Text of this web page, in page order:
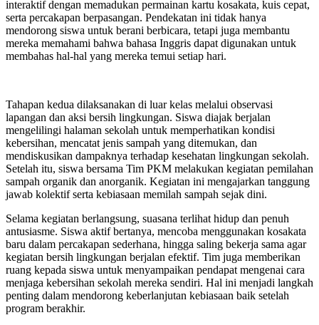
interaktif dengan memadukan permainan kartu kosakata, kuis cepat,
serta percakapan berpasangan. Pendekatan ini tidak hanya
mendorong siswa untuk berani berbicara, tetapi juga membantu
mereka memahami bahwa bahasa Inggris dapat digunakan untuk
membahas hal-hal yang mereka temui setiap hari.
Tahapan kedua dilaksanakan di luar kelas melalui observasi
lapangan dan aksi bersih lingkungan. Siswa diajak berjalan
mengelilingi halaman sekolah untuk memperhatikan kondisi
kebersihan, mencatat jenis sampah yang ditemukan, dan
mendiskusikan dampaknya terhadap kesehatan lingkungan sekolah.
Setelah itu, siswa bersama Tim PKM melakukan kegiatan pemilahan
sampah organik dan anorganik. Kegiatan ini mengajarkan tanggung
jawab kolektif serta kebiasaan memilah sampah sejak dini.
Selama kegiatan berlangsung, suasana terlihat hidup dan penuh
antusiasme. Siswa aktif bertanya, mencoba menggunakan kosakata
baru dalam percakapan sederhana, hingga saling bekerja sama agar
kegiatan bersih lingkungan berjalan efektif. Tim juga memberikan
ruang kepada siswa untuk menyampaikan pendapat mengenai cara
menjaga kebersihan sekolah mereka sendiri. Hal ini menjadi langkah
penting dalam mendorong keberlanjutan kebiasaan baik setelah
program berakhir.